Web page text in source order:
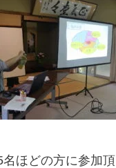
ほどの方に参加頂